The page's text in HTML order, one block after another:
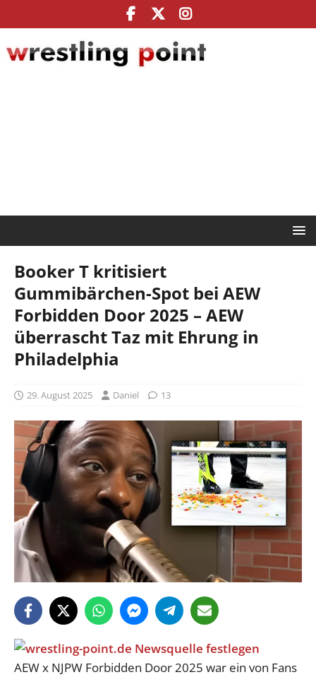
Booker T kritisiert
Gummibärchen-Spot bei AEW
Forbidden Door 2025 – AEW
überrascht Taz mit Ehrung in
Philadelphia
29. August 2025 Daniel 13
AEW x NJPW Forbidden Door 2025 war ein von Fans